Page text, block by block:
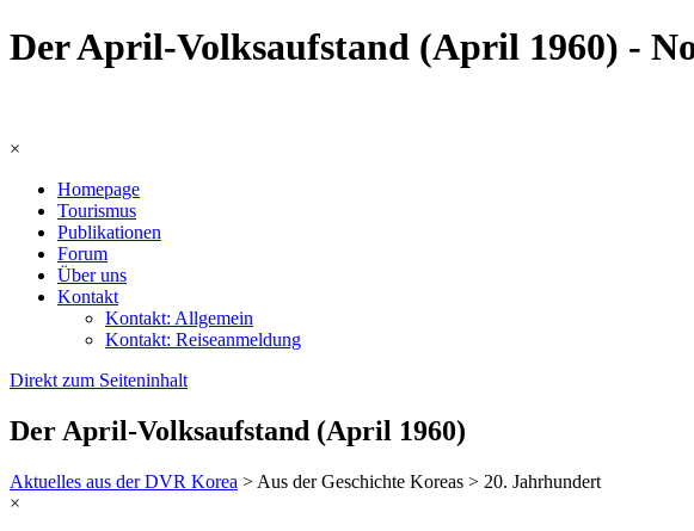
Der April-Volksaufstand (April 1960) -
×
Homepage
Tourismus
Publikationen
Forum
Über uns
Kontakt
Kontakt: Allgemein
Kontakt: Reiseanmeldung
Direkt zum Seiteninhalt
Der April-Volksaufstand (April 1960)
Aktuelles aus der DVR Korea > Aus der Geschichte Koreas > 20. Jahrhundert
×